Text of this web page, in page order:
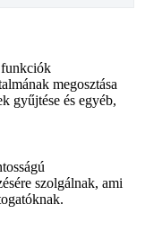
megosztása
gyűjtése és egyéb,
szolgálnak, ami